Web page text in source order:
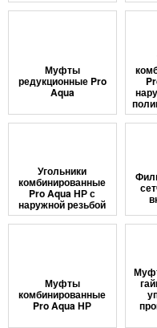
Муфты
редукционные Pro
Aqua
Угольники
комбинированные
Pro Aqua НР с
наружной резьбой
Муфты
комбинированные
Pro Aqua НР